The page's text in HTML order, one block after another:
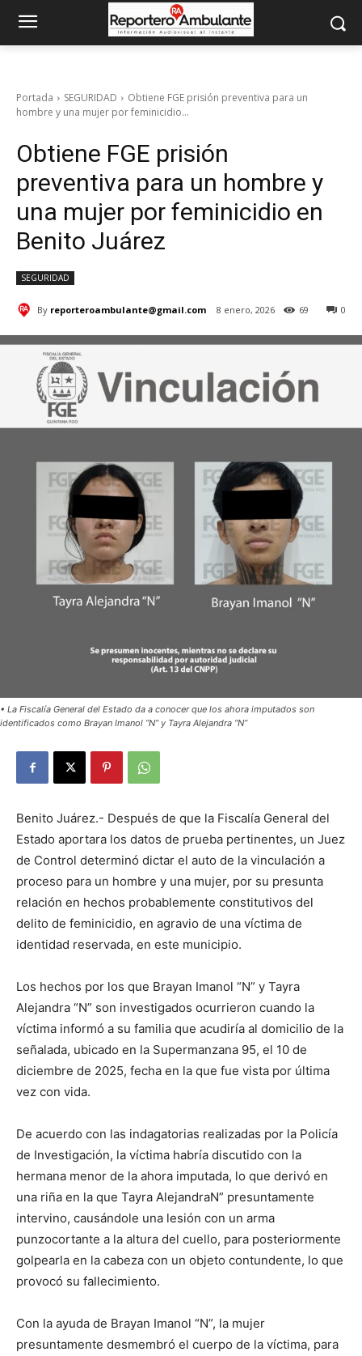
Portada SEGURIDAD
Obtiene FGE prisión preventiva para un
hombre y una mujer por feminicidio...
Obtiene FGE prisión
preventiva para un hombre y
una mujer por feminicidio en
Benito Juárez
SEGURIDAD
By reporteroambulante@gmail.com 8 enero, 2026 0
69
• La Fiscalía General del Estado da a conocer que los ahora imputados son
identificados como Brayan Imanol “N” y Tayra Alejandra “N”
Benito Juárez.- Después de que la Fiscalía General del
Estado aportara los datos de prueba pertinentes, un Juez
de Control determinó dictar el auto de la vinculación a
proceso para un hombre y una mujer, por su presunta
relación en hechos probablemente constitutivos del
delito de feminicidio, en agravio de una víctima de
identidad reservada, en este municipio.
Los hechos por los que Brayan Imanol “N” y Tayra
Alejandra “N” son investigados ocurrieron cuando la
víctima informó a su familia que acudiría al domicilio de la
señalada, ubicado en la Supermanzana 95, el 10 de
diciembre de 2025, fecha en la que fue vista por última
vez con vida.
De acuerdo con las indagatorias realizadas por la Policía
de Investigación, la víctima habría discutido con la
hermana menor de la ahora imputada, lo que derivó en
una riña en la que Tayra AlejandraN” presuntamente
intervino, causándole una lesión con un arma
punzocortante a la altura del cuello, para posteriormente
golpearla en la cabeza con un objeto contundente, lo que
provocó su fallecimiento.
Con la ayuda de Brayan Imanol “N”, la mujer
presuntamente desmembró el cuerpo de la víctima, para